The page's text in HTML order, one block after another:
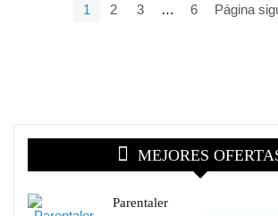
1 2 3 … 6 Página
MEJORES
Parentaler